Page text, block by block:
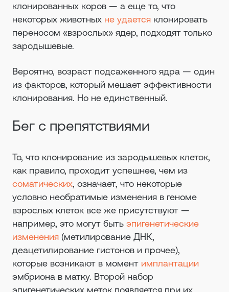
клонированных коров — а еще то, что
некоторых животных не удается клонировать
переносом «взрослых» ядер, подходят только
зародышевые.
Вероятно, возраст подсаженного ядра — один
из факторов, который мешает эффективности
клонирования. Но не единственный.
Бег с препятствиями
То, что клонирование из зародышевых клеток,
как правило, проходит успешнее, чем из
соматических, означает, что некоторые
условно необратимые изменения в геноме
взрослых клеток все же присутствуют —
например, это могут быть эпигенетические
изменения (метилирование ДНК,
деацетилирование гистонов и прочее),
которые возникают в момент имплантации
эмбриона в матку. Второй набор
эпигенетических меток появляется при их